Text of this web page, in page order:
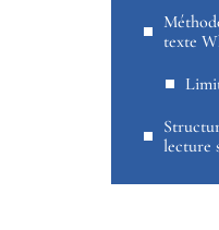
texte
lecture